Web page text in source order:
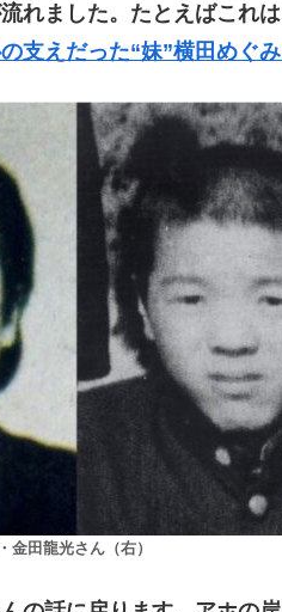
れました。たとえばこれ
支えだった“妹”横田めぐみ
金田龍光さん（右）